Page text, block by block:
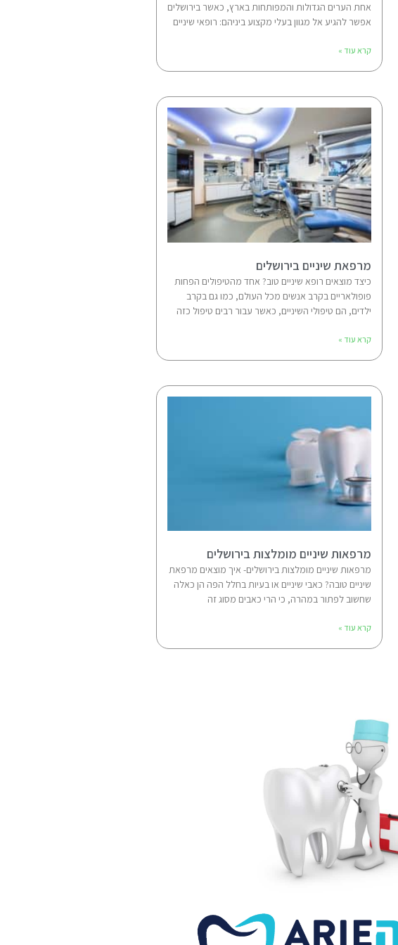
אחת הערים הגדולות והמפותחות בארץ, כאשר בירושלים
אפשר להגיע אל מגוון בעלי מקצוע ביניהם: רופאי שיניים
קרא עוד »
מרפאת שיניים בירושלים
כיצד מוצאים רופא שיניים טוב? אחד מהטיפולים הפחות
פופולאריים בקרב אנשים מכל העולם, כמו גם בקרב
ילדים, הם טיפולי השיניים, כאשר עבור רבים טיפול כזה
קרא עוד »
מרפאות שיניים מומלצות בירושלים
מרפאות שיניים מומלצות בירושלים- איך מוצאים מרפאת
שיניים טובה? כאבי שיניים או בעיות בחלל הפה הן כאלה
שחשוב לפתור במהרה, כי הרי כאבים מסוג זה
קרא עוד »